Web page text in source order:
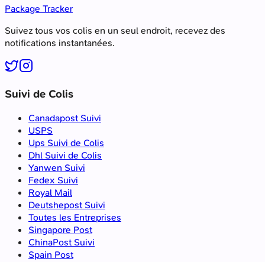
Package Tracker
Suivez tous vos colis en un seul endroit, recevez des
notifications instantanées.
Suivi de Colis
Canadapost Suivi
USPS
Ups Suivi de Colis
Dhl Suivi de Colis
Yanwen Suivi
Fedex Suivi
Royal Mail
Deutshepost Suivi
Toutes les Entreprises
Singapore Post
ChinaPost Suivi
Spain Post